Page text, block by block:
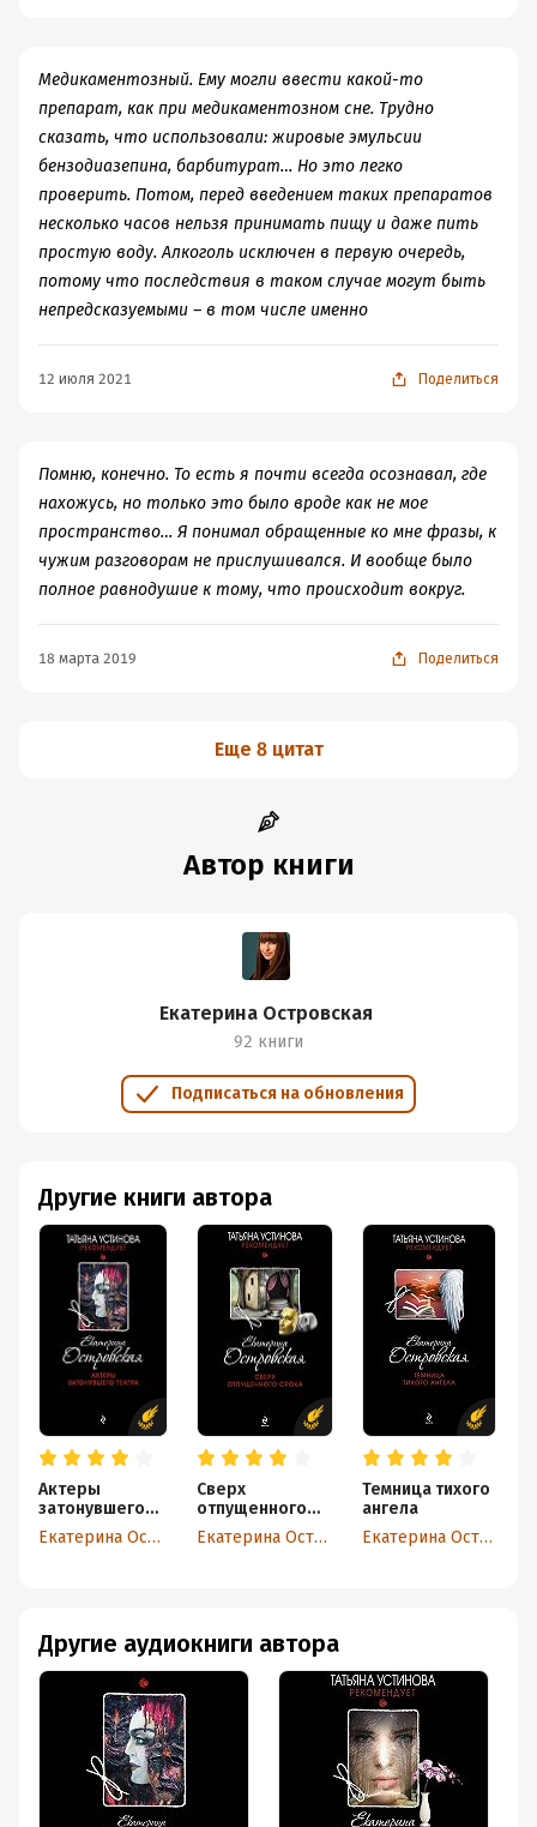
Медикаментозный. Ему могли ввести какой-то
препарат, как при медикаментозном сне. Трудно
сказать, что использовали: жировые эмульсии
бензодиазепина, барбитурат… Но это легко
проверить. Потом, перед введением таких препаратов
несколько часов нельзя принимать пищу и даже пить
простую воду. Алкоголь исключен в первую очередь,
потому что последствия в таком случае могут быть
непредсказуемыми – в том числе именно
12 июля 2021 Поделиться
Помню, конечно. То есть я почти всегда осознавал, где
нахожусь, но только это было вроде как не мое
пространство… Я понимал обращенные ко мне фразы, к
чужим разговорам не прислушивался. И вообще было
полное равнодушие к тому, что происходит вокруг.
18 марта 2019 Поделиться
Еще 8 цитат
Автор книги
Екатерина Островская
92 книги
Подписаться на обновления
Другие книги автора
Актеры
затонувшего
театра
Екатерина Островская
Сверх
отпущенного
срока
Екатерина Островская
Темница тихого
ангела
Екатерина Островская
Другие аудиокниги автора